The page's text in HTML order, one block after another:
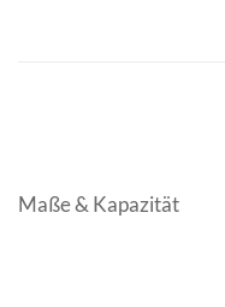
Maße & Kapazität